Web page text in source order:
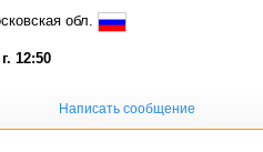
обл.
12:50
Написать сообщение